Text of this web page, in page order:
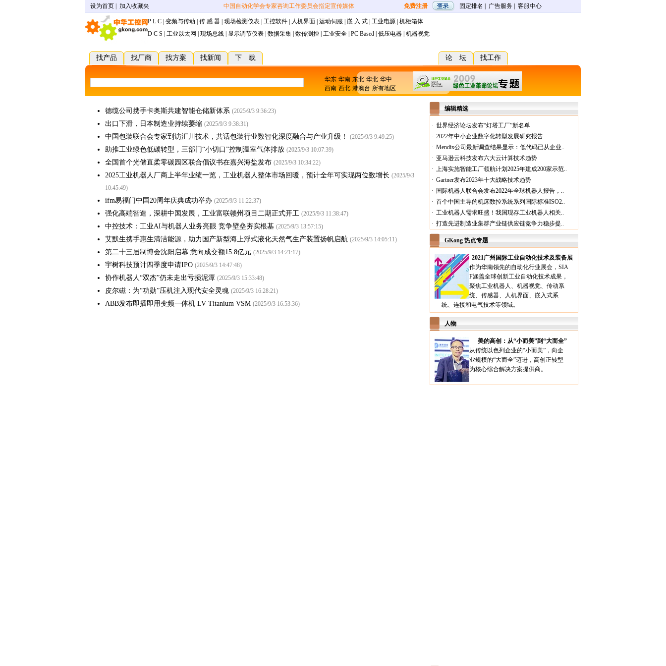
设为首页 加入收藏夹 中国自动化学会专家咨询工作委员会指定宣传媒体 免费注册 固定排名 广告服务 客服中心
P L C 变频与传动 传 感 器 现场检测仪表 工控软件 人机界面 运动伺服 嵌 入 式 工业电源 机柜箱体
D C S
工业以太网 现场总线 显示调节仪表 数据采集 数传测控 工业安全 PC Based 低压电器 机器视觉
找产品 找厂商 找方案 找新闻 下 载 论 坛 找工作
华东 华南 东北 华北 华中
西南 西北 港澳台 所有地区
德缆公司携手卡奥斯共建智能仓储新体系 (2025/9/3 9:36:23)
出口下滑，日本制造业持续萎缩 (2025/9/3 9:38:31)
中国包装联合会专家到访汇川技术，共话包装行业数智化深度融合与产业升级！ (2025/9/3 9:49:25)
助推工业绿色低碳转型，三部门“小切口”控制温室气体排放 (2025/9/3 10:07:39)
全国首个光储直柔零碳园区联合倡议书在嘉兴海盐发布 (2025/9/3 10:34:22)
2025工业机器人厂商上半年业绩一览，工业机器人整体市场回暖，预计全年可实现两位数增长 (2025/9/3
10:45:49)
ifm易福门中国20周年庆典成功举办 (2025/9/3 11:22:37)
强化高端智造，深耕中国发展，工业富联赣州项目二期正式开工 (2025/9/3 11:38:47)
中控技术：工业AI与机器人业务亮眼 竞争壁垒夯实根基 (2025/9/3 13:57:15)
艾默生携手惠生清洁能源，助力国产新型海上浮式液化天然气生产装置扬帆启航 (2025/9/3 14:05:11)
第二十三届制博会沈阳启幕 意向成交额15.8亿元 (2025/9/3 14:21:17)
宇树科技预计四季度申请IPO (2025/9/3 14:47:48)
协作机器人“双杰”仍未走出亏损泥潭 (2025/9/3 15:33:48)
皮尔磁：为“功勋”压机注入现代安全灵魂 (2025/9/3 16:28:21)
ABB发布即插即用变频一体机 LV Titanium VSM (2025/9/3 16:53:36)
编辑精选
· 世界经济论坛发布“灯塔工厂”新名单
· 2022年中小企业数字化转型发展研究报告
· Mendix公司最新调查结果显示：低代码已从企业..
· 亚马逊云科技发布六大云计算技术趋势
· 上海实施智能工厂领航计划2025年建成200家示范..
· Gartner发布2023年十大战略技术趋势
· 国际机器人联合会发布2022年全球机器人报告，..
· 首个中国主导的机床数控系统系列国际标准ISO2..
· 工业机器人需求旺盛！我国现存工业机器人相关..
· 打造先进制造业集群产业链供应链竞争力稳步提..
GKong 热点专题
2021广州国际工业自动化技术及装备展
作为华南领先的自动化行业展会，SIA
F涵盖全球创新工业自动化技术成果，
聚焦工业机器人、机器视觉、传动系
统、传感器、人机界面、嵌入式系
统、连接和电气技术等领域。
人物
美的高创：从“小而美”到“大而全”
从传统以色列企业的“小而美”，向企
业规模的“大而全”迈进，高创正转型
为核心综合解决方案提供商。